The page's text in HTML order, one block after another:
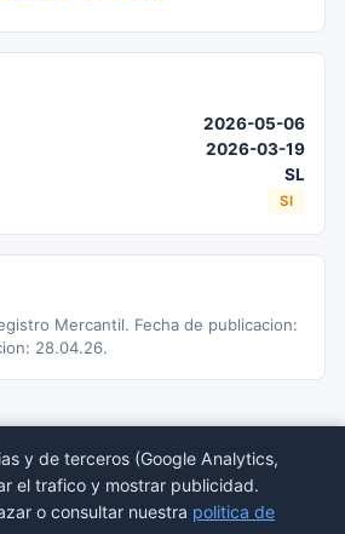
2026-05-06
2026-03-19
SL
SI
Mercantil. Fecha de publicacion:
28.04.26.
— Datos publicos del Registro Mercantil
y de terceros (Google Analytics,
el trafico y mostrar publicidad.
o consultar nuestra politica de